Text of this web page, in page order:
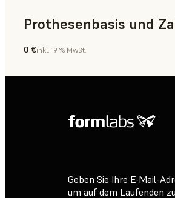
Zahnmedizin
0 €inkl. 19 % MwSt.
Geben Sie Ihre E-Mail-
um auf dem Laufenden